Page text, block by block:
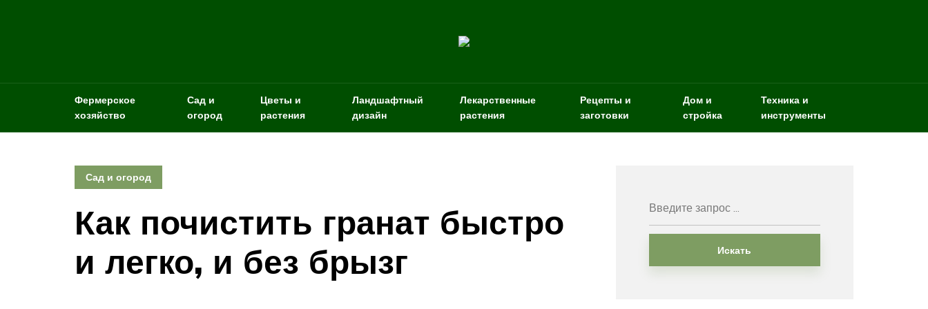
Фермерское
хозяйство
Сад и
огород
Цветы и
растения
Ландшафтный
дизайн
Лекарственные
растения
Рецепты и
заготовки
Дом и
стройка
Техника и
инструменты
Сад и огород
Как почистить гранат быстро
и легко, и без брызг
Искать